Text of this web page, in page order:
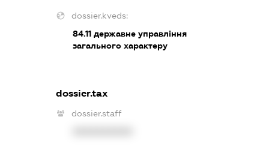
dossier.kveds:
84.11 державне управління
загального характеру
dossier.tax
dossier.staff